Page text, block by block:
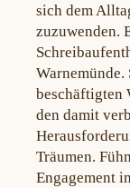
sich dem
zuzuwenden.
beschäftigten
den damit
Träumen.
Engagement